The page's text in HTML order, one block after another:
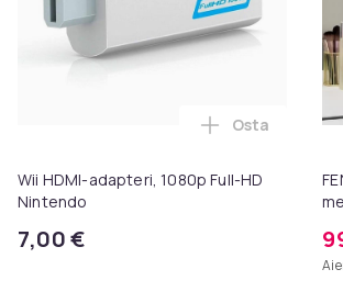
Wii HDMI-adapteri, 1080p Full-HD
Nintendo
7,00 €
Lisää Wii
Osta